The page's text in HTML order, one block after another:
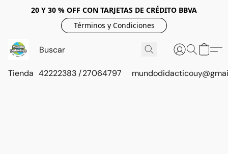
20 Y 30 % OFF CON TARJETAS DE CRÉDITO BBVA
Términos y Condiciones
Tienda 42222383 / 27064797